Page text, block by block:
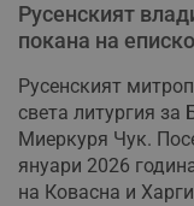
Русенският
покана на
Русенският
света литургия за
Миеркуря Чук.
януари 2026
на Ковасна и